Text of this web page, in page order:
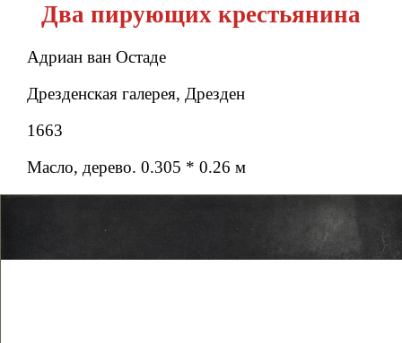
Два пирующих крестьянина
Адриан ван Остаде
Дрезденская галерея, Дрезден
1663
Масло, дерево. 0.305 * 0.26 м